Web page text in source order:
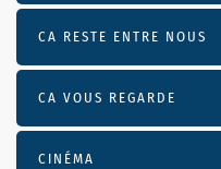
CA RESTE ENTRE NOUS
CA VOUS REGARDE
CINÉMA